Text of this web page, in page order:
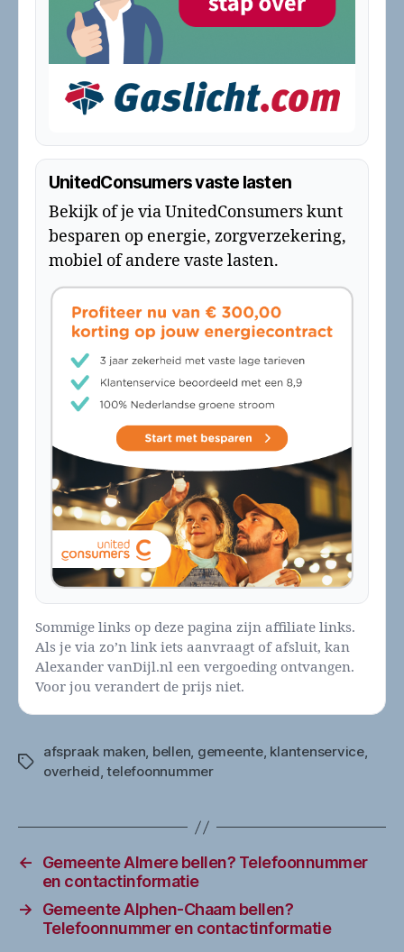
UnitedConsumers vaste lasten
Bekijk of je via UnitedConsumers kunt
besparen op energie, zorgverzekering,
mobiel of andere vaste lasten.
Sommige links op deze pagina zijn affiliate links.
Als je via zo’n link iets aanvraagt of afsluit, kan
Alexander vanDijl.nl een vergoeding ontvangen.
Voor jou verandert de prijs niet.
Tags
afspraak maken, bellen, gemeente, klantenservice,
overheid,telefoonnummer
←
Gemeente Almere bellen? Telefoonnummer
en contactinformatie
→
Gemeente Alphen-Chaam bellen?
Telefoonnummer en contactinformatie